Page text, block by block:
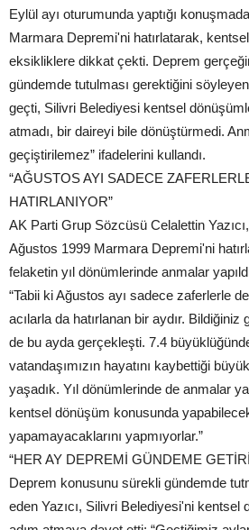
Eylül ayı oturumunda yaptığı
Marmara Depremi'ni hatırlatarak,
eksikliklere dikkat çekti. Deprem
gündemde tutulması gerektiğini söyleyen
geçti, Silivri Belediyesi kentsel
atmadı, bir daireyi bile dönüştürmedi.
geçiştirilemez” ifadelerini kullandı.
“AĞUSTOS AYI SADECE
HATIRLANIYOR”
AK Parti Grup Sözcüsü Celalettin
Ağustos 1999 Marmara Depremi'ni
felaketin yıl dönümlerinde anmalar
“Tabii ki Ağustos ayı sadece zaferlerle
acılarla da hatırlanan bir aydır.
de bu ayda gerçekleşti. 7.4
vatandaşımızın hayatını kaybettiği
yaşadık. Yıl dönümlerinde de anmalar
kentsel dönüşüm konusunda
yapamayacaklarını yapmıyorlar.”
“HER AY DEPREMİ GÜNDEME
Deprem konusunu sürekli gündemde
eden Yazıcı, Silivri Belediyesi'ni kentsel